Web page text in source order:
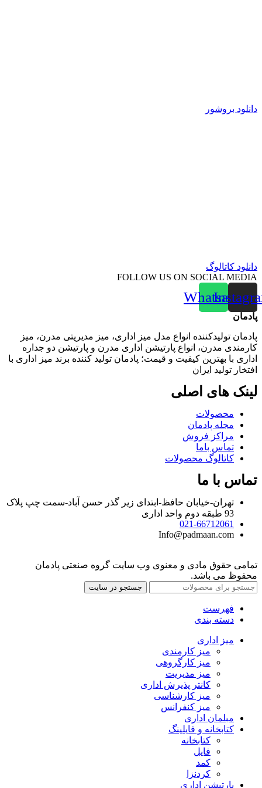
دانلود بروشور
دانلود کاتالوگ
FOLLOW US ON SOCIAL MEDIA
Whatsapp
پادمان
پادمان تولیدکننده انواع مدل میز اداری، میز مدیریتی مدرن، میز
کارمندی مدرن، انواع پارتیشن اداری مدرن و پارتیشن دو جداره
اداری با بهترین کیفیت و قیمت؛ پادمان تولید کننده برند میز اداری با
افتخار تولید ایران
لینک‌ های اصلی
محصولات
مجله پادمان
مراکز فروش
تماس باما
کاتالوگ محصولات
تماس با ما
تهران-خیابان حافظ-ابتدای زیر گذر حسن آباد-سمت چپ پلاک
93 طبقه دوم واحد اداری
021-66712061
Info@padmaan.com
تمامی حقوق مادی و معنوی وب سایت گروه صنعتی پادمان
محفوظ می باشد.
جستجو در سایت
فهرست
دسته بندی
میز اداری
میز کارمندی
میز کارگروهی
میز مدیریت
کانتر پذیرش اداری
میز کارشناسی
میز کنفرانس
مبلمان اداری
کتابخانه و فایلینگ
کتابخانه
فایل
کمد
کردنزا
پارتیشن اداری